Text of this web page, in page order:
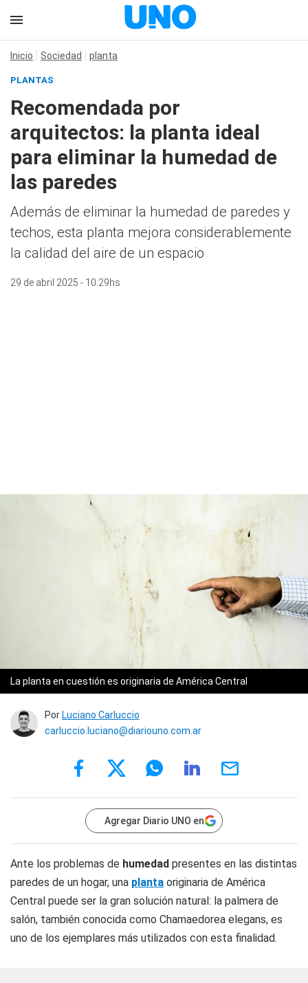
Inicio Sociedad planta
PLANTAS
Recomendada por
arquitectos: la planta ideal
para eliminar la humedad de
las paredes
Además de eliminar la humedad de paredes y
techos, esta planta mejora considerablemente
la calidad del aire de un espacio
29 de abril 2025 - 10:29hs
La planta en cuestión es originaria de América Central
Por Luciano Carluccio
carluccio.luciano@diariouno.com.ar
Agregar Diario UNO en
Ante los problemas de humedad presentes en las distintas
paredes de un hogar, una planta originaria de América
Central puede ser la gran solución natural: la palmera de
salón, también conocida como Chamaedorea elegans, es
uno de los ejemplares más utilizados con esta finalidad.